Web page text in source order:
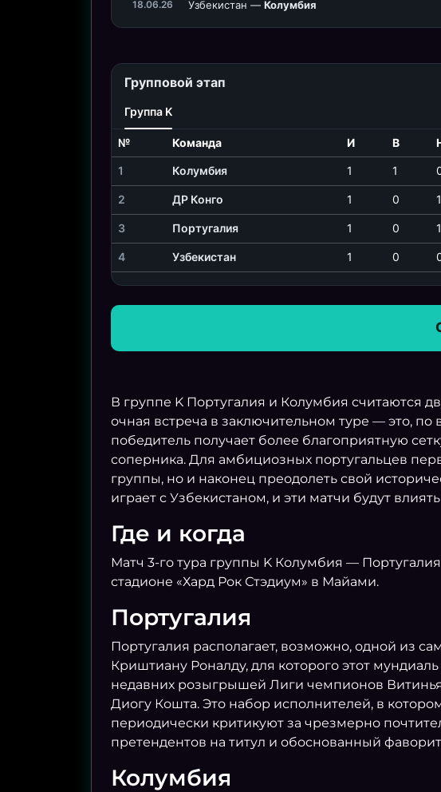
18.06.26 Узбекистан — Колумбия
Групповой этап
Группа K
№ Команда И В
1 Колумбия 1 1
2 ДР Конго 1 0 1
3 Португалия 1 0 1
4 Узбекистан 1 0
В группе K Португалия и Колумбия считаются
очная встреча в заключительном туре — это,
победитель получает более благоприятную
соперника. Для амбициозных португальцев
группы, но и наконец преодолеть свой
играет с Узбекистаном, и эти матчи будут
Где и когда
Матч 3-го тура группы K Колумбия —
стадионе «Хард Рок Стэдиум» в Майами.
Португалия
Португалия располагает, возможно, одной из
Криштиану Роналду, для которого этот
недавних розыгрышей Лиги чемпионов
Диогу Кошта. Это набор исполнителей, в
периодически критикуют за чрезмерно
претендентов на титул и обоснованный
Колумбия